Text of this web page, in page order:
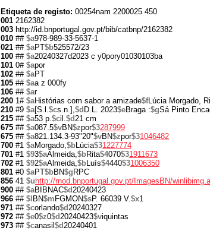
Etiqueta de registo: 00254nam 2200025 450
001 2162382
003 http://id.bnportugal.gov.pt/bib/catbnp/2162382
010 ## $a978-989-33-5637-1
021 ## $aPT$b525572/23
100 ## $a20240327d2023 c y0pory01030103ba
101 0# $apor
102 ## $aPT
105 ## $aa z 000fy
106 ## $ar
200 1# $aHistórias com sabor a amizade$fLúcia Morgado,
210 #9 $a[S.l.$cs.n.],$d D.L. 2023$eBraga :$gSá Pinto
215 ## $a53 p.$cil.$d21 cm
675 ## $a087.5$vBN$zpor$3287999
675 ## $a821.134.3-93"20"$vBN$zpor$31046482
700 #1 $aMorgado,$bLúcia$31227774
701 #1 $93$aAlmeida,$bRita$4070$31911673
702 #1 $92$aAlmeida,$bLuís$4440$31006350
801 #0 $aPT$bBN$g RPC
856 41 $u http://rnod.bnportugal.gov.pt/ImagesBN/
900 ## $aBIBNAC$d20240423
966 ## $l BN$m FGMON$sP. 66039 V.$x1
971 ## $corlando$d20240327
972 ## $e0$z0$d20240423$viquintas
973 ## $canasil $d20240401